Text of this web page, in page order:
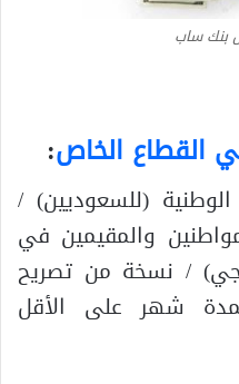
بنك ساب
القطاع الخاص:
(للسعوديين) /
والمقيمين في
/ نسخة من تصريح
شهر على الأقل